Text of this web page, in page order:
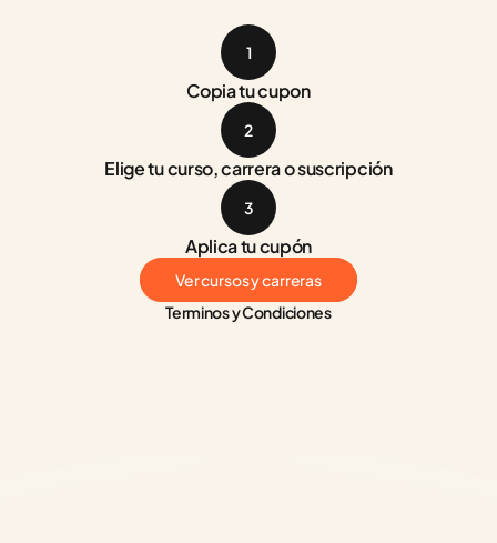
1
Copia tu cupon
2
Elige tu curso, carrera o suscripción
3
Aplica tu cupón
Ver cursos y carreras
Terminos y Condiciones